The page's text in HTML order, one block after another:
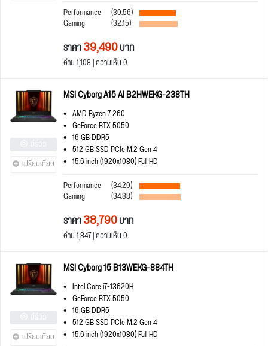
Performance
(30.56)
Gaming (32.15)
ราคา39,490บาท
อ่าน 1,108 | ความเห็น 0
เปรียบเทียบ
MSI Cyborg A15 AI B2HWEKG-238TH
AMD Ryzen 7 260
GeForce RTX 5050
16 GB DDR5
512 GB SSD PCIe M.2 Gen 4
15.6 inch (1920x1080) Full HD
Performance
(34.20)
Gaming (34.88)
ราคา38,790บาท
อ่าน 1,847 | ความเห็น 0
เปรียบเทียบ
MSI Cyborg 15 B13WEKG-884TH
Intel Core i7-13620H
GeForce RTX 5050
16 GB DDR5
512 GB SSD PCIe M.2 Gen 4
15.6 inch (1920x1080) Full HD